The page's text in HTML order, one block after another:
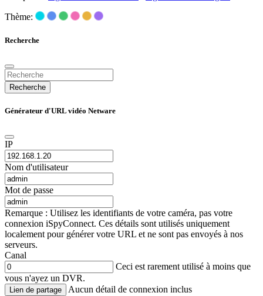
Thème:
Recherche
Recherche
Générateur d'URL vidéo Netware
IP
Nom d'utilisateur
Mot de passe
Remarque : Utilisez les identifiants de votre caméra, pas votre
connexion iSpyConnect. Ces détails sont utilisés uniquement
localement pour générer votre URL et ne sont pas envoyés à nos
serveurs.
Canal
Ceci est rarement utilisé à moins que
vous n'ayez un DVR.
Lien de partage Aucun détail de connexion inclus